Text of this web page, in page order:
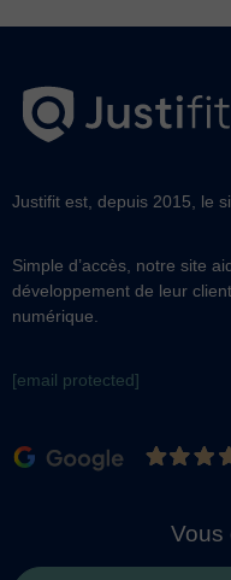
Justifit est, depuis 2015, le
Simple d’accès, notre site
développement de leur
numérique.
[email protected]
Vous